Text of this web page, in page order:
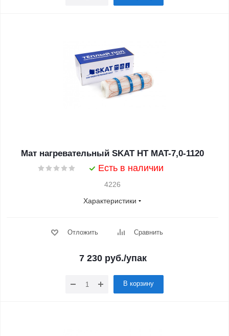
Мат нагревательный SKAT HT MAT-7,0-1120
Есть в наличии
4226
Характеристики
Отложить Сравнить
7 230руб./упак
В корзину